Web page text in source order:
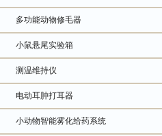
多功能动物修毛器
小鼠悬尾实验箱
测温维持仪
电动耳肿打耳器
小动物智能雾化给药系统